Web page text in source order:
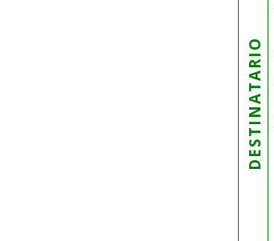
DESTINATARIO